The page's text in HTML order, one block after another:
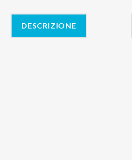
DESCRIZIONE